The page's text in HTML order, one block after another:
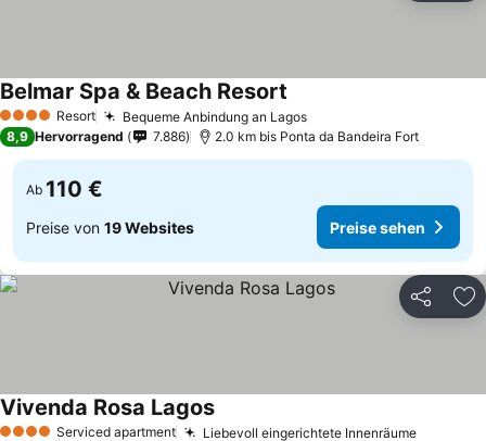
4 Sterne Resort Bequeme Anbindung an Lagos
Belmar Spa & Beach Resort
8,9 Hervorragend 7.886 2.0 km bis Ponta da Bandeira Fort
Ab 110 €
Preise von 19 Websites Preise sehen
Teilen
Serviced apartment Liebevoll eingerichtete Innenräume
Vivenda Rosa Lagos